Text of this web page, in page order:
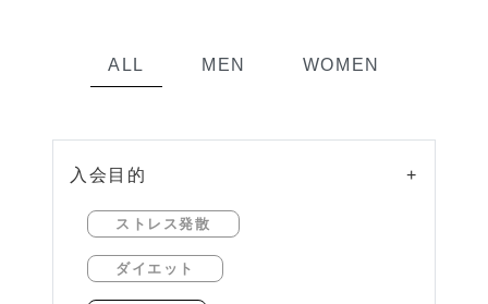
ALL MEN WOMEN
入会目的 +
ストレス発散
ダイエット